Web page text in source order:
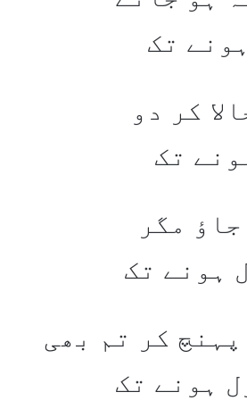
تک
کر دو
تک
مگر
ہونے تک
کر تم بھی
ہونے تک